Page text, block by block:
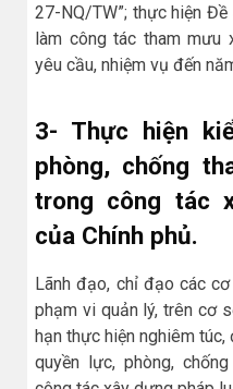
27-NQ/TW”; thực hiện Đề
làm công tác tham mưu
yêu cầu, nhiệm vụ đến
3- Thực hiện
phòng, chống
trong công tác
của Chính phủ.
Lãnh đạo, chỉ đạo các
phạm vi quản lý, trên cơ
hạn thực hiện nghiêm
quyền lực, phòng,